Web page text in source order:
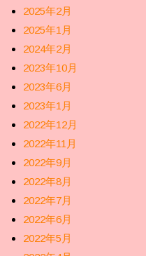
2025年2月
2025年1月
2024年2月
2023年10月
2023年6月
2023年1月
2022年12月
2022年11月
2022年9月
2022年8月
2022年7月
2022年6月
2022年5月